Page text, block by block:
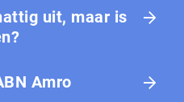
uit, maar is
Amro